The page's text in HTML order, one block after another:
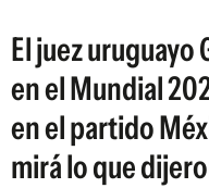
El juez uruguayo
en el Mundial
en el partido
mirá lo que